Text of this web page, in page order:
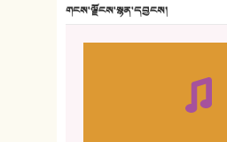
གངས་ལྗོངས་སྙན་དབྱངས།